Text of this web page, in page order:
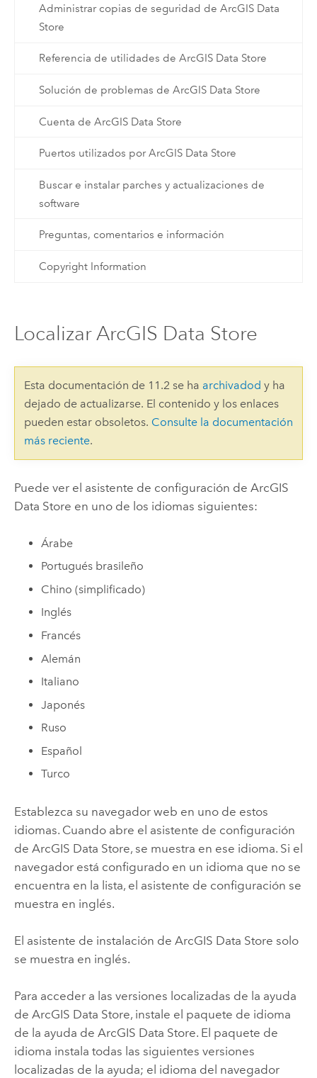
Administrar copias de seguridad de ArcGIS Data
Store
Referencia de utilidades de ArcGIS Data Store
Solución de problemas de ArcGIS Data Store
Cuenta de ArcGIS Data Store
Puertos utilizados por ArcGIS Data Store
Buscar e instalar parches y actualizaciones de
software
Preguntas, comentarios e información
Copyright Information
Localizar ArcGIS Data Store
Esta documentación de 11.2 se ha archivadod y ha
dejado de actualizarse. El contenido y los enlaces
pueden estar obsoletos. Consulte la documentación
más reciente.
Puede ver el asistente de configuración de ArcGIS
Data Store en uno de los idiomas siguientes:
Árabe
Portugués brasileño
Chino (simplificado)
Inglés
Francés
Alemán
Italiano
Japonés
Ruso
Español
Turco
Establezca su navegador web en uno de estos
idiomas. Cuando abre el asistente de configuración
de ArcGIS Data Store, se muestra en ese idioma. Si el
navegador está configurado en un idioma que no se
encuentra en la lista, el asistente de configuración se
muestra en inglés.
El asistente de instalación de ArcGIS Data Store solo
se muestra en inglés.
Para acceder a las versiones localizadas de la ayuda
de ArcGIS Data Store, instale el paquete de idioma
de la ayuda de ArcGIS Data Store. El paquete de
idioma instala todas las siguientes versiones
localizadas de la ayuda; el idioma del navegador